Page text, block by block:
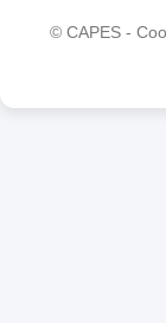
© CAPES -